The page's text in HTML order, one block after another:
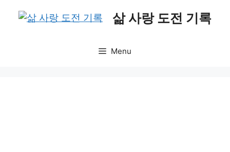
삶 사랑 도전 기록
Menu